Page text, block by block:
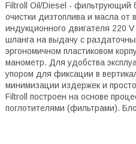
Filtroll Oil/Diesel - фильтрующий
очистки дизтоплива и масла от
индукционного двигателя 220
шланга на выдачу с
эргономичном пластиковом
манометр. Для удобства
упором для фиксации в
минимизации издержек и
Filtroll построен на основе
поглотителями (фильтрами).